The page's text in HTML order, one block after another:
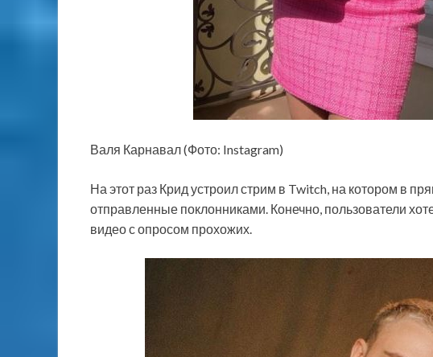
Валя Карнавал (Фото: Instagram)
На этот раз Крид устроил стрим в Twitch, на котором в
отправленные поклонниками. Конечно, пользователи
видео с опросом прохожих.